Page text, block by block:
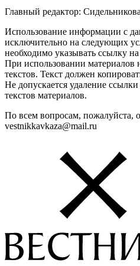
Главный редактор:
Использование информации с
исключительно на следующих
необходимо указывать ссылку
При использовании материалов
текстов. Текст должен
Не допускается удаление
текстов материалов.
По всем вопросам, пожалуйста,
vestnikkavkaza@mail.ru